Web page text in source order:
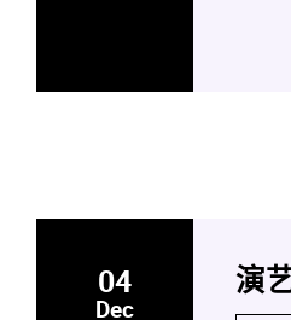
04
Dec
演